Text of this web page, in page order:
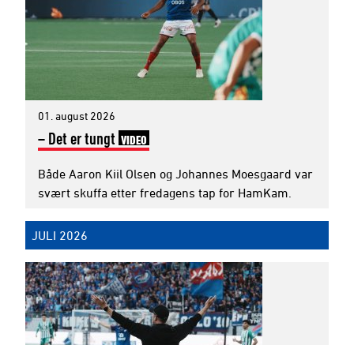
01. august 2026
– Det er tungt VIDEO
Både Aaron Kiil Olsen og Johannes Moesgaard var
svært skuffa etter fredagens tap for HamKam.
JULI 2026